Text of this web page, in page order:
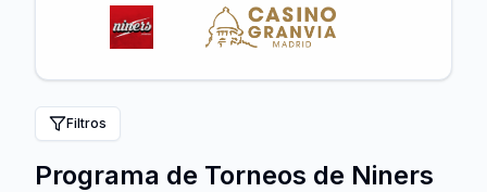
Filtros
Programa de Torneos de Niners